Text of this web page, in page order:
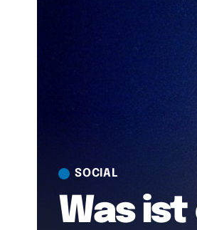
SOCIAL
Was